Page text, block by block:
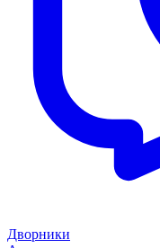
Дворники